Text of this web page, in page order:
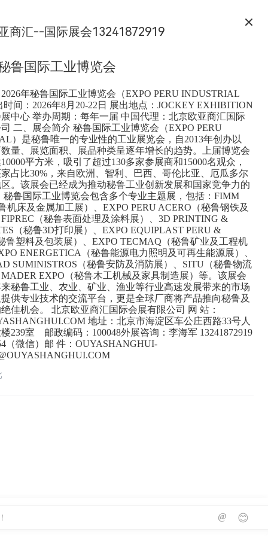
商汇--国际展会13241872919
鲁国际工业博览会
年秘鲁国际工业博览会（EXPO PERU INDUSTRIAL
时间：2026年8月20-22日 展出地点：JOCKEY EXHIBITION
中心 举办周期：每年一届 中国代理：北京欧亚商汇国际
二、展会简介 秘鲁国际工业博览会（EXPO PERU
）是秘鲁唯一的专业性的工业展览会，自2013年创办以
量、展览面积、展品种类呈逐年增长的趋势。上届博览会
平方米，吸引了超过130多家参展商和15000名观众，
占比30%，来自欧洲、智利、巴西、哥伦比亚、厄瓜多尔
。该展会已经成为推动秘鲁工业创新发展和国家竞争力的
秘鲁国际工业博览会包含多个专业主题展，包括：FIMM
机床及金属加工展）、EXPO PERU ACERO（秘鲁钢铁及
（秘鲁表面处理及涂料展）、3D PRINTING &
（秘鲁3D打印展）、EXPO EQUIPLAST PERU &
鲁塑料及包装展）、EXPO TECMAQ（秘鲁矿业及工程机
ENERGETICA（秘鲁能源电力照明及可再生能源展）、
SUMINISTROS（秘鲁安防及消防展）、SITU（秘鲁物流
EXPO（秘鲁木工机械及家具制造展）等。该展会
秘鲁工业、农业、矿业、渔业等行业高速发展带来的市场
供专业技术的交流平台，更是全球厂商将产品推向秘鲁及
佳机会。 北京欧亚商汇国际会展有限公司 网 站：
地址：北京市海淀区车公庄西路33号人
239室 邮政编码：100048外展咨询：李海军 13241872919
（微信）邮 件：OUYASHANGHUI-
@ 😊